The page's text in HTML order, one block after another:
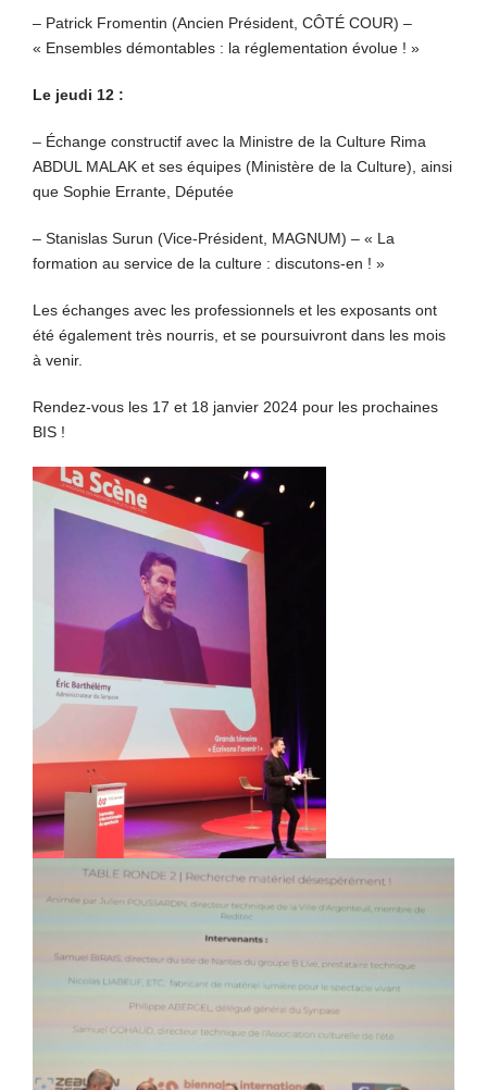
– Patrick Fromentin (Ancien Président, CÔTÉ COUR) –
« Ensembles démontables : la réglementation évolue ! »
Le jeudi 12 :
– Échange constructif avec la Ministre de la Culture Rima
ABDUL MALAK et ses équipes (Ministère de la Culture), ainsi
que Sophie Errante, Députée
– Stanislas Surun (Vice-Président, MAGNUM) – « La
formation au service de la culture : discutons-en ! »
Les échanges avec les professionnels et les exposants ont
été également très nourris, et se poursuivront dans les mois
à venir.
Rendez-vous les 17 et 18 janvier 2024 pour les prochaines
BIS !